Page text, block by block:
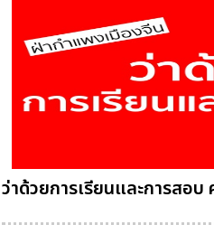
ว่าด้วยการเรียนและการสอ